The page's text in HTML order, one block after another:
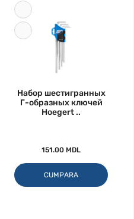
Набор шестигранных
Г-образных ключей
Hoegert ..
151.00 MDL
CUMPARA